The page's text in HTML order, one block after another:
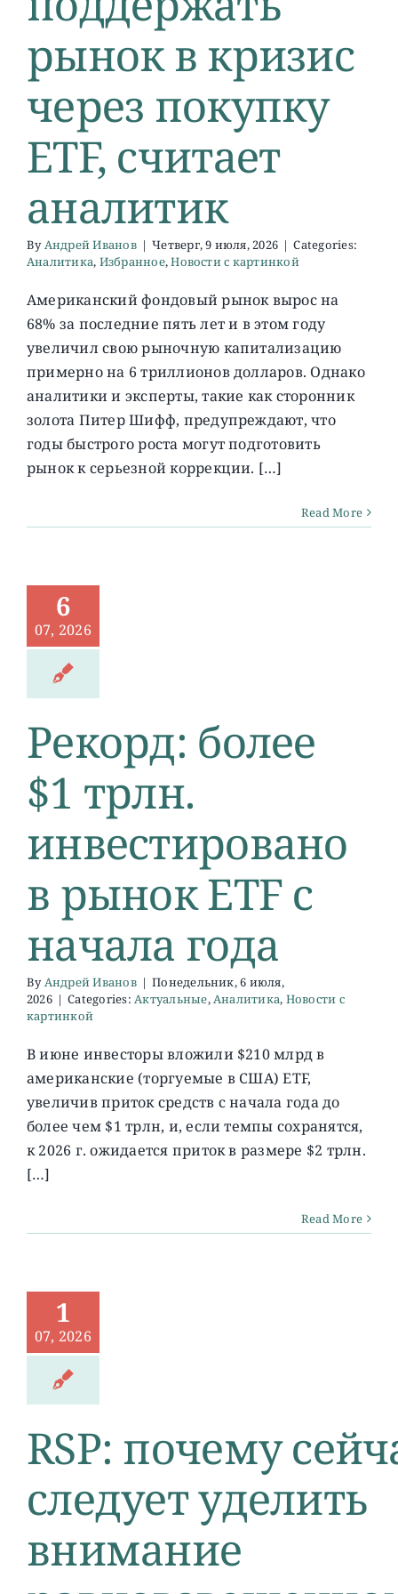
О ПРОЕКТЕ
рынок в кризис
через покупку
ETF, считает
аналитик
ByАндрей Иванов | Четверг, 9 июля, 2026 | Categories:
Аналитика, Избранное,Новости с картинкой
Американский фондовый рынок вырос на
68% за последние пять лет и в этом году
увеличил свою рыночную капитализацию
примерно на 6 триллионов долларов. Однако
аналитики и эксперты, такие как сторонник
золота Питер Шифф, предупреждают, что
годы быстрого роста могут подготовить
рынок к серьезной коррекции. […]
Read More
6
07, 2026
Рекорд: более
$1 трлн.
инвестировано
в рынок ETF с
начала года
ByАндрей Иванов | Понедельник, 6 июля,
2026 | Categories:Актуальные,Аналитика, Новости с
картинкой
В июне инвесторы вложили $210 млрд в
американские (торгуемые в США) ETF,
увеличив приток средств с начала года до
более чем $1 трлн, и, если темпы сохранятся,
к 2026 г. ожидается приток в размере $2 трлн.
[…]
Read More
1
07, 2026
RSP: почему
следует уделить
внимание